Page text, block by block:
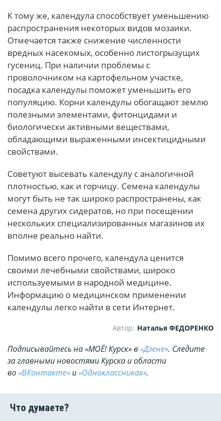
К тому же, календула способствует уменьшению
распространения некоторых видов мозаики.
Отмечается также снижение численности
вредных насекомых, особенно листогрызущих
гусениц. При наличии проблемы с
проволочником на картофельном участке,
посадка календулы поможет уменьшить его
популяцию. Корни календулы обогащают землю
полезными элементами, фитонцидами и
биологически активными веществами,
обладающими выраженными инсектицидными
свойствами.
Советуют высевать календулу с аналогичной
плотностью, как и горчицу. Семена календулы
могут быть не так широко распространены, как
семена других сидератов, но при посещении
нескольких специализированных магазинов их
вполне реально найти.
Помимо всего прочего, календула ценится
своими лечебными свойствами, широко
используемыми в народной медицине.
Информацию о медицинском применении
календулы легко найти в сети Интернет.
Автор: Наталья ФЕДОРЕНКО
Подписывайтесь на «МОЁ! Курск» в «Дзене». Cледите
за главными новостями Курска и области
во«ВКонтакте» и«Одноклассниках».